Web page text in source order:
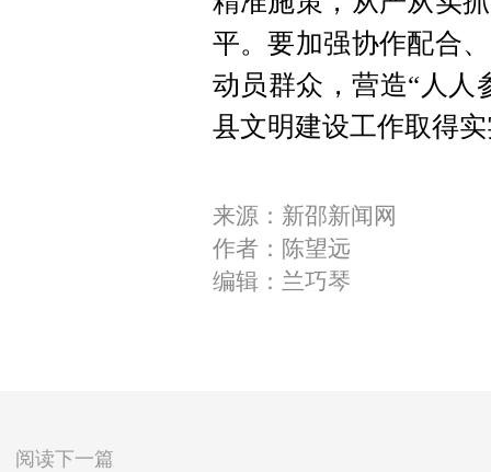
平。要加强协作配合
动员群众 ， 营造“人人
县文明建设工作取得
来源：新邵新闻网
作者：陈望远
编辑：兰巧琴
阅读下一篇